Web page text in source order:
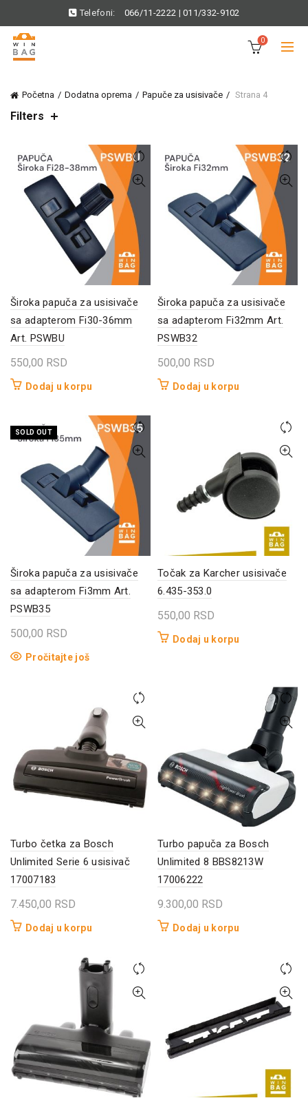
Telefoni: 066/11-2222 |011/332-9102
0
Početna Dodatna oprema Papuče za usisivače Strana 4
Filters
Široka papuča za usisivače
sa adapterom Fi30-36mm
Art. PSWBU
550,00 RSD
Dodaj u korpu
Široka papuča za usisivače
sa adapterom Fi32mm Art.
PSWB32
500,00 RSD
Dodaj u korpu
SOLD OUT
Široka papuča za usisivače
sa adapterom Fi3mm Art.
PSWB35
500,00 RSD
Pročitajte još
Točak za Karcher usisivače
6.435-353.0
550,00 RSD
Dodaj u korpu
Turbo četka za Bosch
Unlimited Serie 6 usisivač
17007183
7.450,00 RSD
Dodaj u korpu
Turbo papuča za Bosch
Unlimited 8 BBS8213W
17006222
9.300,00 RSD
Dodaj u korpu